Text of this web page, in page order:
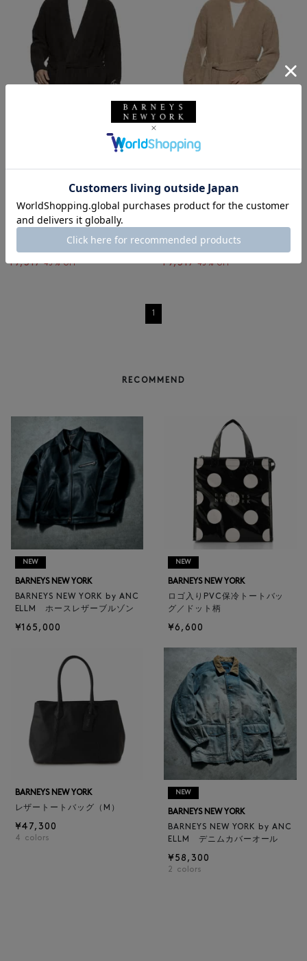
GELATO PIQUE HOMME＜ジェラ
ート ピケ オム＞バーニーズ ニ
ューヨーク限定ルームウェア （ガ
ウン）
¥16,940
¥9,317 45% OFF
SALE
GELATO PIQUE HOMME＜ジェラ
ート ピケ オム＞バーニーズ ニ
¥16,940
¥9,317 45% OFF
1
RECOMMEND
NEW
BARNEYS NEW YORK
BARNEYS NEW YORK by ANC
ELLM ホースレザーブルゾン
¥165,000
NEW
BARNEYS NEW YORK
ロゴ入りPVC保冷トートバッ
グ／ドット柄
¥6,600
BARNEYS NEW YORK
レザートートバッグ（M）
¥47,300
4 colors
NEW
BARNEYS NEW YORK
BARNEYS NEW YORK by ANC
ELLM デニムカバーオール
¥58,300
2 colors